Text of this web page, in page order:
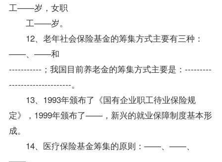
工——岁，女职
工——岁。
12、老年社会保险基金的筹集方式主要有三种：
——、——和
-----------；我国目前养老金的筹集方式主要是：---------
---------------------。
13、1993年颁布了《国有企业职工待业保险规
定》，1999年颁布了——，新兴的就业保障制度基本形
成。
14、医疗保险基金筹集的原则：——、——、